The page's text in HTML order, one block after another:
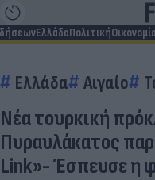
ΕλλάδαΠολιτική
Ελλάδα Αιγαίο
Νέα τουρκική
Πυραυλάκατος
Link»- Έσπευσε η